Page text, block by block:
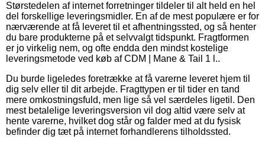
Størstedelen af internet forretninger tildeler til alt held en hel
del forskellige leveringsmidler. En af de mest populære er for
nærværende at få leveret til et afhentningssted, og så henter
du bare produkterne på et selvvalgt tidspunkt. Fragtformen
er jo virkelig nem, og ofte endda den mindst kostelige
leveringsmetode ved køb af CDM | Mane & Tail 1 l..
Du burde ligeledes foretrække at få varerne leveret hjem til
dig selv eller til dit arbejde. Fragttypen er til tider en tand
mere omkostningsfuld, men lige så vel særdeles ligetil. Den
mest betalelige leveringsversion vil dog altid være selv at
hente varerne, hvilket dog står og falder med at du fysisk
befinder dig tæt på internet forhandlerens tilholdssted.